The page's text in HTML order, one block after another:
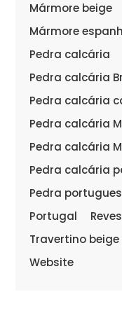
Mármore beige
Mármore
Pedra calcária
Pedra calcária
Pedra calcária
Pedra calcária
Pedra calcária
Pedra calcária
Pedra
Portugal
Travertino beige
Website